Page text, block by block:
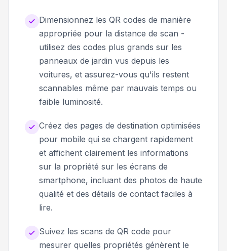
Dimensionnez les QR codes de manière
appropriée pour la distance de scan -
utilisez des codes plus grands sur les
panneaux de jardin vus depuis les
voitures, et assurez-vous qu'ils restent
scannables même par mauvais temps ou
faible luminosité.
Créez des pages de destination optimisées
pour mobile qui se chargent rapidement
et affichent clairement les informations
sur la propriété sur les écrans de
smartphone, incluant des photos de haute
qualité et des détails de contact faciles à
lire.
Suivez les scans de QR code pour
mesurer quelles propriétés génèrent le